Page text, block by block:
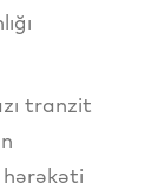
tranzit